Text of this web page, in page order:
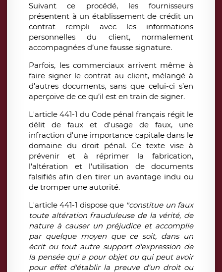
Suivant ce procédé, les fournisseurs
présentent à un établissement de crédit un
contrat rempli avec les informations
personnelles du client, normalement
accompagnées d’une fausse signature.
Parfois, les commerciaux arrivent même à
faire signer le contrat au client, mélangé à
d’autres documents, sans que celui-ci s’en
aperçoive de ce qu’il est en train de signer.
L'article 441-1 du Code pénal français régit le
délit de faux et d'usage de faux, une
infraction d'une importance capitale dans le
domaine du droit pénal. Ce texte vise à
prévenir et à réprimer la fabrication,
l'altération et l'utilisation de documents
falsifiés afin d'en tirer un avantage indu ou
de tromper une autorité.
L'article 441-1 dispose que "constitue un faux
toute altération frauduleuse de la vérité, de
nature à causer un préjudice et accomplie
par quelque moyen que ce soit, dans un
écrit ou tout autre support d'expression de
la pensée qui a pour objet ou qui peut avoir
pour effet d'établir la preuve d'un droit ou